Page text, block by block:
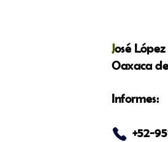
José
Oaxaca
Informes:
+52-